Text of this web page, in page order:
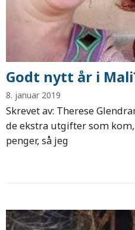
Godt nytt år i
8. januar 2019
Skrevet av: Therese
de ekstra utgifter som
penger, så jeg